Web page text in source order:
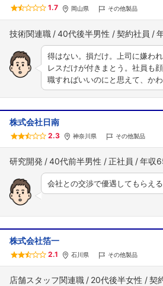
1.7 岡山県 その他製品
技術関連職 40代後半男性 契約社員
得はない。損だけ。上司に嫌わ
レスだけが付きまとう。社員も
職すればいいのにと思えて、か
株式会社日南
2.3 神奈川県 その他製品
研究開発 40代前半男性 正社員 年収
会社との交渉で優遇してもらえ
株式会社箔一
2.1 石川県 その他製品
店舗スタッフ関連職 20代後半女性 契